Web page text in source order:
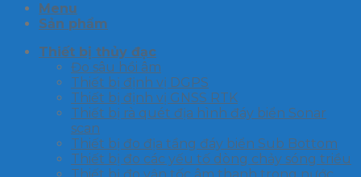
Menu
Sản phẩm
Thiết bị thủy đạc
Đo sâu hồi âm
Thiết bị định vị DGPS
Thiết bị định vị GNSS RTK
Thiết bị rà quét địa hình đáy biển Sonar
scan
Thiết bị đo địa tầng đáy biển Sub Bottom
Thiết bị đo các yếu tố dòng chảy sóng triều